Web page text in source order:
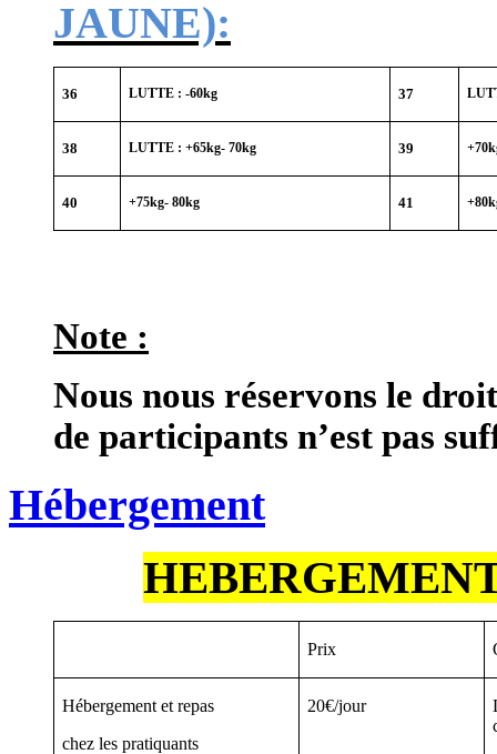
JAUNE):
36 LUTTE : -60kg 37
38 LUTTE : +65kg- 70kg 39
40 +75kg- 80kg 41
Note :
Nous nous réservons le
de participants n’est pas
Hébergement
Prix
Hébergement et repas
chez les pratiquants
20€/jour